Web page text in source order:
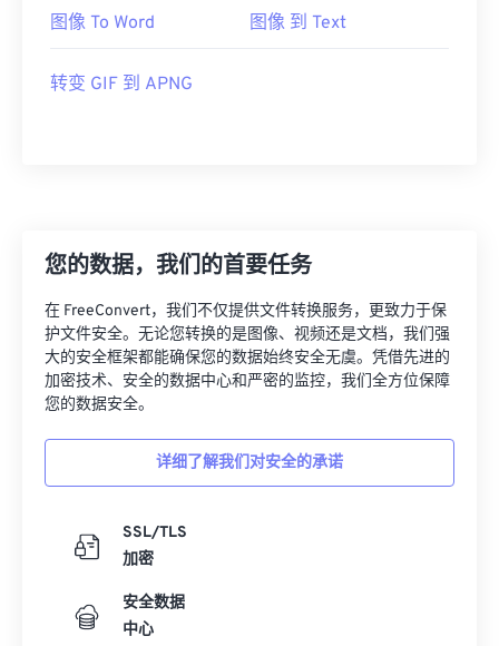
图像 To Word 图像 到 Text
转变 GIF 到 APNG
您的数据，我们的首要任务
在 FreeConvert，我们不仅提供文件转换服务，更致力于保
护文件安全。无论您转换的是图像、视频还是文档，我们强
大的安全框架都能确保您的数据始终安全无虞。凭借先进的
加密技术、安全的数据中心和严密的监控，我们全方位保障
您的数据安全。
详细了解我们对安全的承诺
SSL/TLS
加密
安全数据
中心